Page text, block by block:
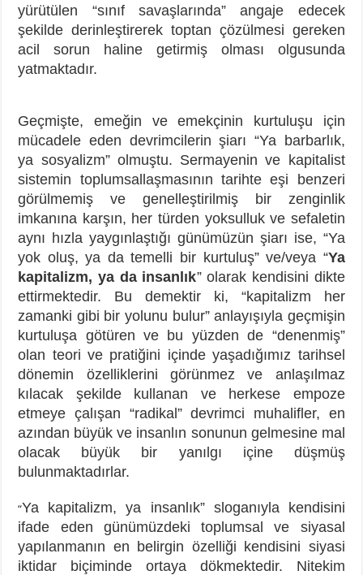
yürütülen “sınıf savaşlarında” angaje edecek
şekilde derinleştirerek toptan çözülmesi gereken
acil sorun haline getirmiş olması olgusunda
yatmaktadır.
Geçmişte, emeğin ve emekçinin kurtuluşu için
mücadele eden devrimcilerin şiarı “Ya barbarlık,
ya sosyalizm” olmuştu. Sermayenin ve kapitalist
sistemin toplumsallaşmasının tarihte eşi benzeri
görülmemiş ve genelleştirilmiş bir zenginlik
imkanına karşın, her türden yoksulluk ve sefaletin
aynı hızla yaygınlaştığı günümüzün şiarı ise, “Ya
yok oluş, ya da temelli bir kurtuluş” ve/veya “Ya
kapitalizm, ya da insanlık” olarak kendisini dikte
ettirmektedir. Bu demektir ki, “kapitalizm her
zamanki gibi bir yolunu bulur” anlayışıyla geçmişin
kurtuluşa götüren ve bu yüzden de “denenmiş”
olan teori ve pratiğini içinde yaşadığımız tarihsel
dönemin özelliklerini görünmez ve anlaşılmaz
kılacak şekilde kullanan ve herkese empoze
etmeye çalışan “radikal” devrimci muhalifler, en
azından büyük ve insanlın sonunun gelmesine mal
olacak büyük bir yanılgı içine düşmüş
bulunmaktadırlar.
“Ya kapitalizm, ya insanlık” sloganıyla kendisini
ifade eden günümüzdeki toplumsal ve siyasal
yapılanmanın en belirgin özelliği kendisini siyasi
iktidar biçiminde ortaya dökmektedir. Nitekim